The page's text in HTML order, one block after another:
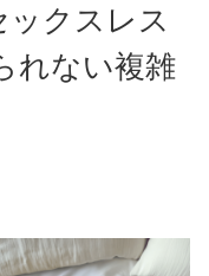
ックスレス
れない複雑